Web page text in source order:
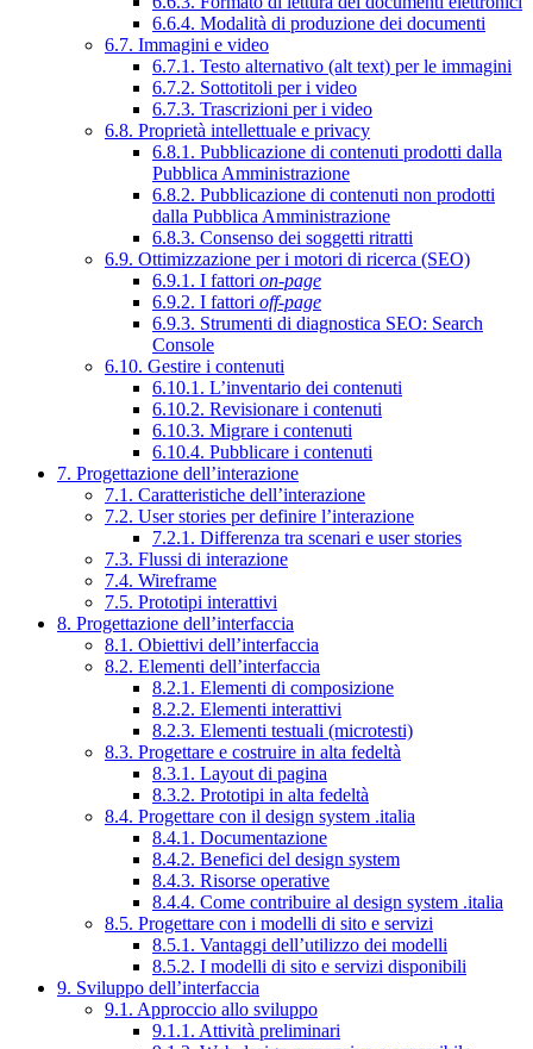
6.6.4. Modalità di produzione dei documenti
6.7. Immagini e video
6.7.1. Testo alternativo (alt text) per le immagini
6.7.2. Sottotitoli per i video
6.7.3. Trascrizioni per i video
6.8. Proprietà intellettuale e privacy
6.8.1. Pubblicazione di contenuti prodotti dalla
Pubblica Amministrazione
6.8.2. Pubblicazione di contenuti non prodotti
dalla Pubblica Amministrazione
6.8.3. Consenso dei soggetti ritratti
6.9. Ottimizzazione per i motori di ricerca (SEO)
6.9.1. I fattori on-page
6.9.2. I fattori off-page
6.9.3. Strumenti di diagnostica SEO: Search
Console
6.10. Gestire i contenuti
6.10.1. L’inventario dei contenuti
6.10.2. Revisionare i contenuti
6.10.3. Migrare i contenuti
6.10.4. Pubblicare i contenuti
7. Progettazione dell’interazione
7.1. Caratteristiche dell’interazione
7.2. User stories per definire l’interazione
7.2.1. Differenza tra scenari e user stories
7.3. Flussi di interazione
7.4. Wireframe
7.5. Prototipi interattivi
8. Progettazione dell’interfaccia
8.1. Obiettivi dell’interfaccia
8.2. Elementi dell’interfaccia
8.2.1. Elementi di composizione
8.2.2. Elementi interattivi
8.2.3. Elementi testuali (microtesti)
8.3. Progettare e costruire in alta fedeltà
8.3.1. Layout di pagina
8.3.2. Prototipi in alta fedeltà
8.4. Progettare con il design system .italia
8.4.1. Documentazione
8.4.2. Benefici del design system
8.4.3. Risorse operative
8.4.4. Come contribuire al design system .italia
8.5. Progettare con i modelli di sito e servizi
8.5.1. Vantaggi dell’utilizzo dei modelli
8.5.2. I modelli di sito e servizi disponibili
9. Sviluppo dell’interfaccia
9.1. Approccio allo sviluppo
9.1.1. Attività preliminari